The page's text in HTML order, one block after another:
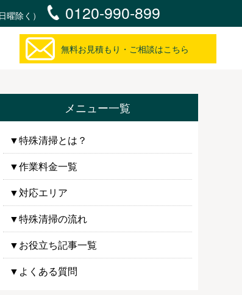
除く） 0120-990-899
無料お見積もり・ご相談はこちら
メニュー一覧
▼特殊清掃とは？
▼作業料金一覧
▼対応エリア
▼特殊清掃の流れ
▼お役立ち記事一覧
▼よくある質問